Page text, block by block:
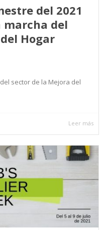
del 2021
del
Hogar
sector de la Mejora del
Leer más